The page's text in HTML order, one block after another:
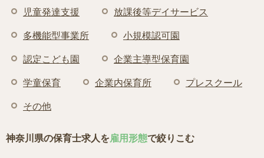
児童発達支援 放課後等デイサービス
多機能型事業所 小規模認可園
認定こども園 企業主導型保育園
学童保育 企業内保育所 プレスクール
その他
神奈川県の保育士求人を雇用形態で絞りこむ